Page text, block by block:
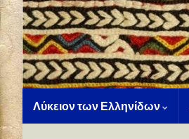
Λύκειον των Ελληνίδων